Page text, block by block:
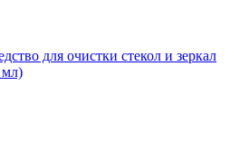
для очистки стекол и зеркал
мл)